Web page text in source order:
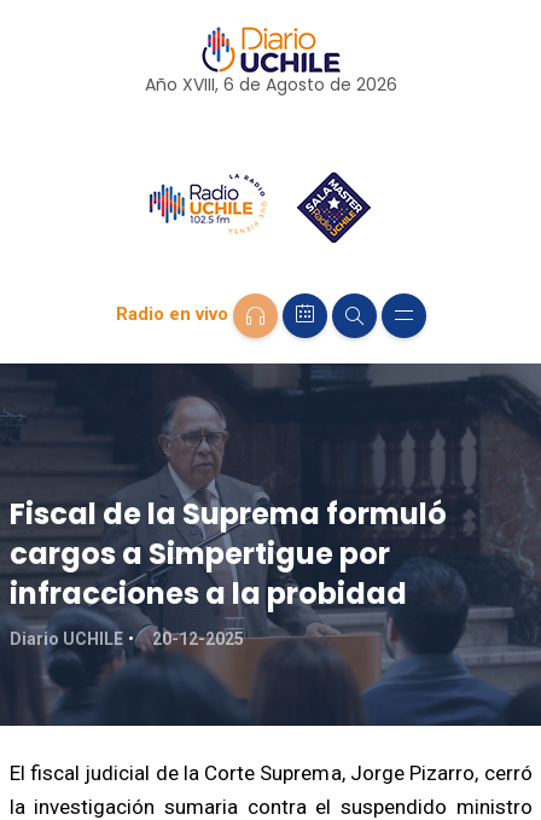
Año XVIII, 6 de Agosto de 2026
Radio en vivo
Fiscal de la Suprema formuló
cargos a Simpertigue por
infracciones a la probidad
Diario UCHILE 20-12-2025
El fiscal judicial de la Corte Suprema, Jorge Pizarro, cerró
la investigación sumaria contra el suspendido ministro